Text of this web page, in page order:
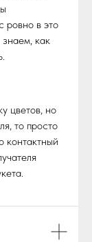
ровно в это
как
цветов, но
то просто
контактный